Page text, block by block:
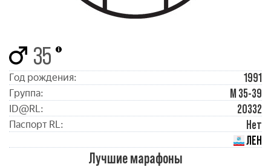
35
Год рождения: 1991
Группа: М 35-39
ID@RL: 20332
Паспорт RL:
Нет
ЛЕН
Лучшие марафоны